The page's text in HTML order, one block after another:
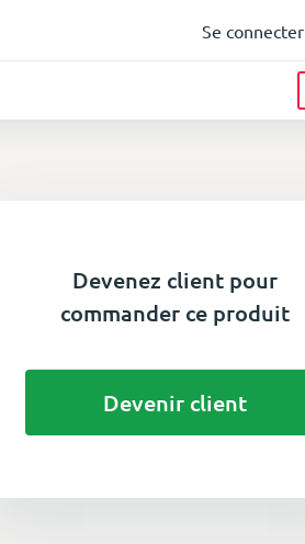
Se connecter
Devenez client pour
commander ce produit
Devenir client